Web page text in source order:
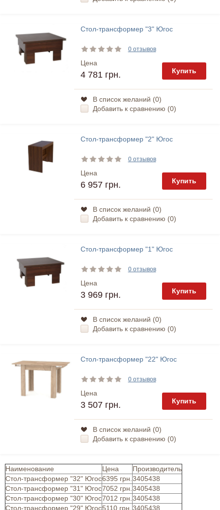
Стол-трансформер "3" Югос
0 отзывов
Цена
4 781 грн. Купить
В список желаний (0)
Добавить к сравнению (0)
Стол-трансформер "2" Югос
0 отзывов
Цена
6 957 грн. Купить
В список желаний (0)
Добавить к сравнению (0)
Стол-трансформер "1" Югос
0 отзывов
Цена
3 969 грн. Купить
В список желаний (0)
Добавить к сравнению (0)
Стол-трансформер "22" Югос
0 отзывов
Цена
3 507 грн. Купить
В список желаний (0)
Добавить к сравнению (0)
Наименование Цена
Производитель
Стол-трансформер "32" Югос6395 грн. 3405438
Стол-трансформер "31" Югос7052 грн. 3405438
Стол-трансформер "30" Югос7012 грн. 3405438
Стол-трансформер "29" Югос5110 грн. 3405438